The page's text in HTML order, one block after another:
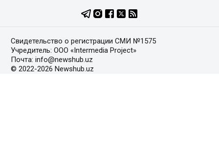
Свидетельство о регистрации СМИ №1575
Учредитель: ООО «Intermedia Project»
Почта: info@newshub.uz
© 2022-2026 Newshub.uz